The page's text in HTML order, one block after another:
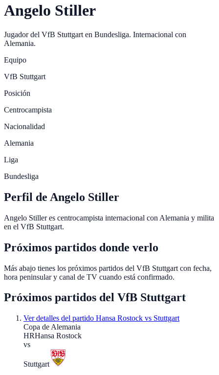
Angelo Stiller
Jugador del VfB Stuttgart en Bundesliga. Internacional con
Alemania.
Equipo
VfB Stuttgart
Posición
Centrocampista
Nacionalidad
Alemania
Liga
Bundesliga
Perfil de Angelo Stiller
Angelo Stiller es centrocampista internacional con Alemania y milita
en el VfB Stuttgart.
Próximos partidos donde verlo
Más abajo tienes los próximos partidos del VfB Stuttgart con fecha,
hora peninsular y canal de TV cuando está confirmado.
Próximos partidos del VfB Stuttgart
Ver detalles del partido Hansa Rostock vs Stuttgart
Copa de Alemania
HRHansa Rostock
vs
Stuttgart